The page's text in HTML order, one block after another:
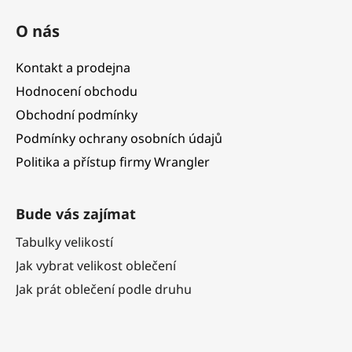
O nás
Kontakt a prodejna
Hodnocení obchodu
Obchodní podmínky
Podmínky ochrany osobních údajů
Politika a přístup firmy Wrangler
Bude vás zajímat
Tabulky velikostí
Jak vybrat velikost oblečení
Jak prát oblečení podle druhu